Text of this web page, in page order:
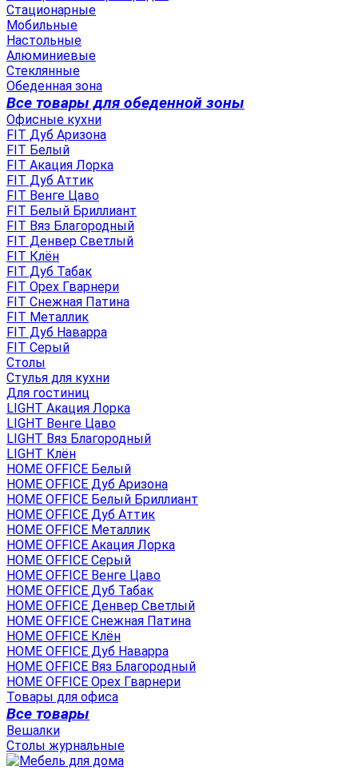
Стационарные
Мобильные
Настольные
Алюминиевые
Стеклянные
Обеденная зона
Все товары для обеденной зоны
Офисные кухни
FIT Дуб Аризона
FIT Белый
FIT Акация Лорка
FIT Дуб Аттик
FIT Венге Цаво
FIT Белый Бриллиант
FIT Вяз Благородный
FIT Денвер Светлый
FIT Клён
FIT Дуб Табак
FIT Орех Гварнери
FIT Снежная Патина
FIT Металлик
FIT Дуб Наварра
FIT Серый
Столы
Стулья для кухни
Для гостиниц
LIGHT Акация Лорка
LIGHT Венге Цаво
LIGHT Вяз Благородный
LIGHT Клён
HOME OFFICE Белый
HOME OFFICE Дуб Аризона
HOME OFFICE Белый Бриллиант
HOME OFFICE Дуб Аттик
HOME OFFICE Металлик
HOME OFFICE Акация Лорка
HOME OFFICE Серый
HOME OFFICE Венге Цаво
HOME OFFICE Дуб Табак
HOME OFFICE Денвер Светлый
HOME OFFICE Снежная Патина
HOME OFFICE Клён
HOME OFFICE Дуб Наварра
HOME OFFICE Вяз Благородный
HOME OFFICE Орех Гварнери
Товары для офиса
Все товары
Вешалки
Столы журнальные